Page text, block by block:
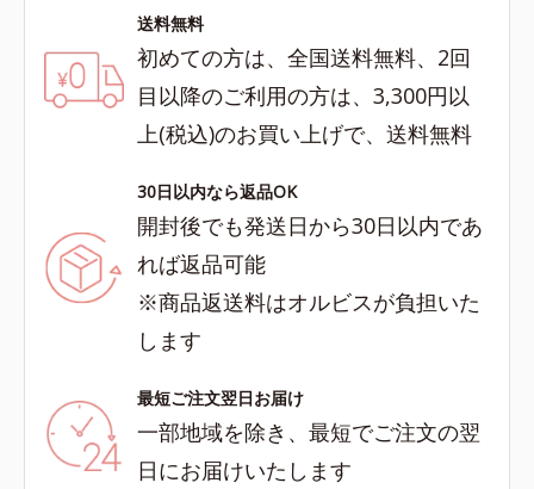
送料無料
初めての方は、全国送料無料、2回
目以降のご利用の方は、3,300円以
上(税込)のお買い上げで、送料無料
30日以内なら返品OK
開封後でも発送日から30日以内であ
れば返品可能
※商品返送料はオルビスが負担いた
します
最短ご注文翌日お届け
一部地域を除き、最短でご注文の翌
日にお届けいたします